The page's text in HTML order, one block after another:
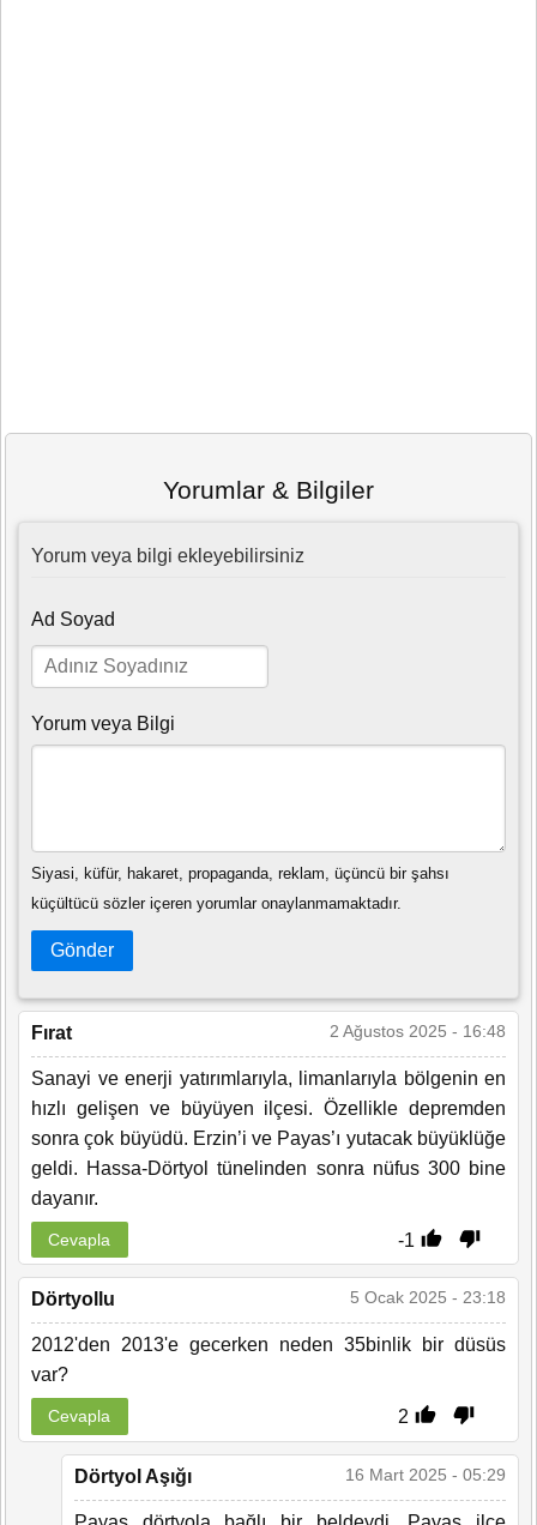
Yorumlar & Bilgiler
Yorum veya bilgi ekleyebilirsiniz
Ad Soyad
Yorum veya Bilgi
Siyasi, küfür, hakaret, propaganda, reklam, üçüncü bir şahsı
küçültücü sözler içeren yorumlar onaylanmamaktadır.
Gönder
Fırat 2 Ağustos 2025 - 16:48
Sanayi ve enerji yatırımlarıyla, limanlarıyla bölgenin en
hızlı gelişen ve büyüyen ilçesi. Özellikle depremden
sonra çok büyüdü. Erzin’i ve Payas’ı yutacak büyüklüğe
geldi. Hassa-Dörtyol tünelinden sonra nüfus 300 bine
dayanır.
-1
Cevapla
Dörtyollu 5 Ocak 2025 - 23:18
2012'den 2013'e gecerken neden 35binlik bir düsüs
var?
2
Cevapla
Dörtyol Aşığı 16 Mart 2025 - 05:29